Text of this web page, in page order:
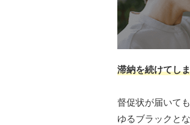
滞納を続けてし
督促状が届いて
ゆるブラックと